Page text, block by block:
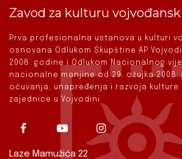
Zavod za kulturu
Prva profesionalna ustanova u kulturi
osnovana Odlukom Skupštine AP
2008. godine i Odlukom Nacionalnog
nacionalne manjine od 29. ožujka 2008.
očuvanja, unapređenja i razvoja kulture
zajednice u Vojvodini.
Laze Mamužića 22